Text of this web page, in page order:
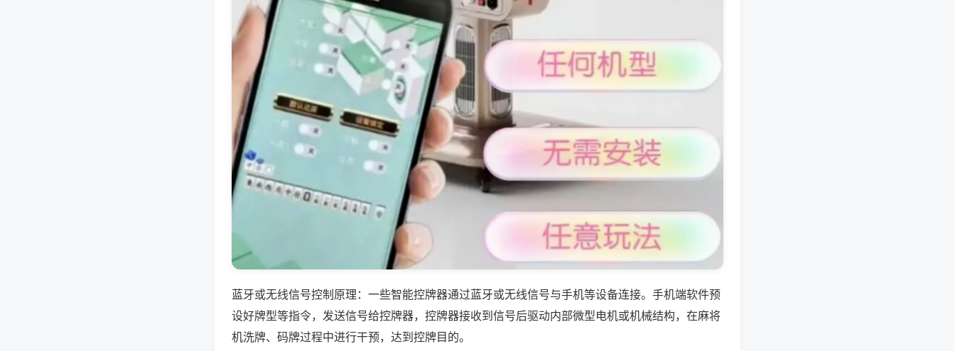
蓝牙或无线信号控制原理：一些智能控牌器通过蓝牙或无线信号与手机等设备连接。手机端软件预
设好牌型等指令，发送信号给控牌器，控牌器接收到信号后驱动内部微型电机或机械结构，在麻将
机洗牌、码牌过程中进行干预，达到控牌目的。